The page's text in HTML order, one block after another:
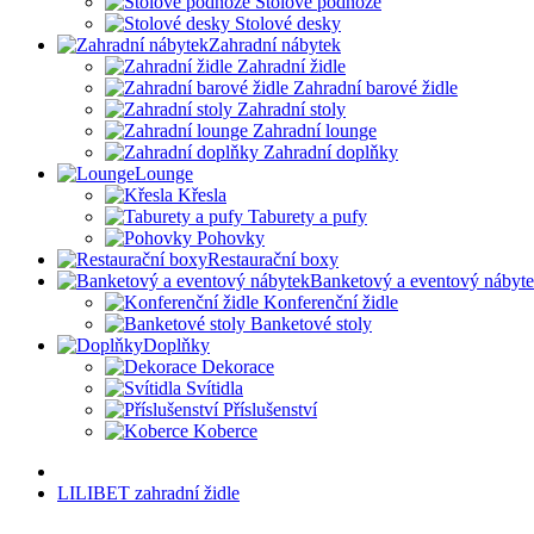
Stolové desky
Zahradní nábytek
Zahradní židle
Zahradní barové židle
Zahradní stoly
Zahradní lounge
Zahradní doplňky
Lounge
Křesla
Taburety a pufy
Pohovky
Restaurační boxy
Banketový a eventový
Konferenční židle
Banketové stoly
Doplňky
Dekorace
Svítidla
Příslušenství
Koberce
LILIBET zahradní židle